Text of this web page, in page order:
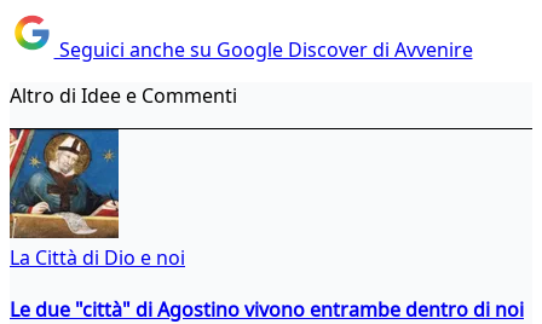
Seguici anche su Google Discover di Avvenire
Altro di Idee e Commenti
La Città di Dio e noi
Le due "città" di Agostino vivono entrambe dentro di noi